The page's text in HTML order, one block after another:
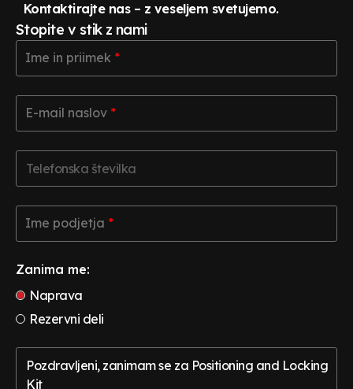
Kontaktirajte nas – z veseljem svetujemo.
Stopite v stik z nami
Ime
priimek
*
Ime in priimek *
E-
mail
naslov
*
E-mail naslov *
Telefonska
številka
Ime
podjetja
*
Ime podjetja *
Zanima me:
Naprava
Rezervni deli
Komentar